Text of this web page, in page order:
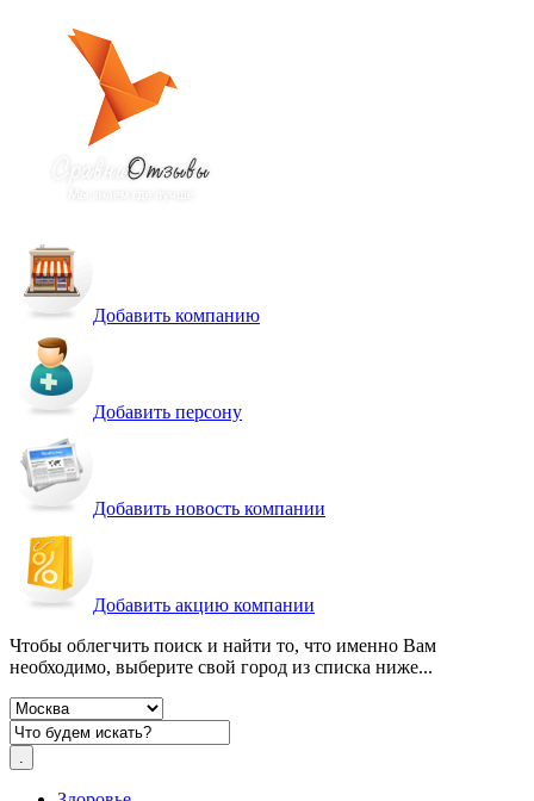
Добавить компанию
Добавить персону
Добавить новость компании
Добавить акцию компании
Чтобы облегчить поиск и найти то, что именно Вам
необходимо, выберите свой город из списка ниже...